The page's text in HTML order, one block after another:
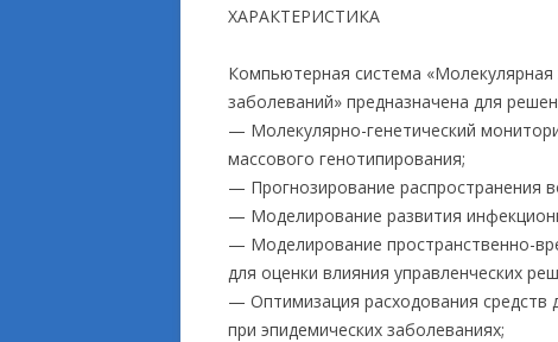
ХАРАКТЕРИСТИКА
Компьютерная система
заболеваний» предназначена для
— Молекулярно-генетический
массового генотипирования;
— Прогнозирование распространения
— Моделирование развития
— Моделирование пространственно-
для оценки влияния управленческих
— Оптимизация расходования средств
при эпидемических заболеваниях;